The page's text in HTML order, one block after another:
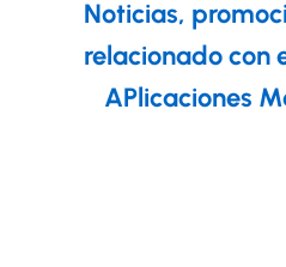
Noticias,
relacionado con
APlicaciones